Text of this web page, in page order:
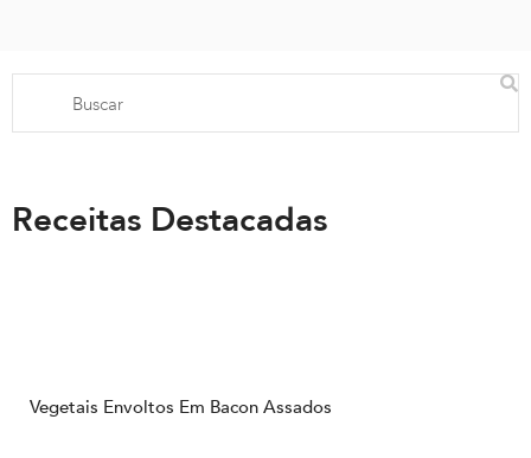
Receitas Destacadas
Vegetais Envoltos Em Bacon Assados